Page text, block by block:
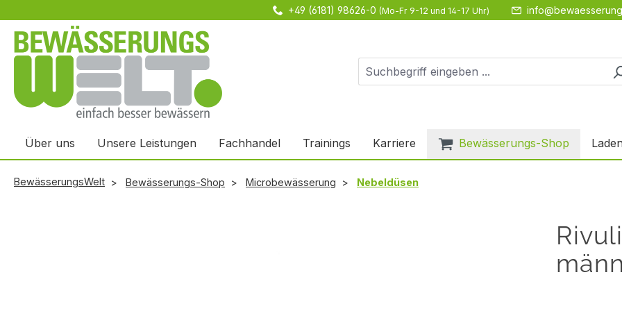
+49 (6181) 98626-0 (Mo-Fr 9-12 und 14-17 Uhr)
Über uns Unsere Leistungen Fachhandel Trainings Karriere Bewässerungs-Shop
BewässerungsWelt Bewässerungs-Shop Microbewässerung Nebeldüsen